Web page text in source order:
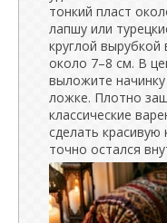
тонкий пласт
лапшу или
круглой вырубкой
около 7–8 см. В
выложите
ложке. Плотно
классические
сделать
точно остался